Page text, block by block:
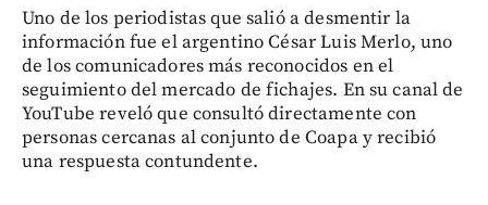
Uno de los periodistas que salió a desmentir la
información fue el argentino César Luis Merlo, uno
de los comunicadores más reconocidos en el
seguimiento del mercado de fichajes. En su canal de
YouTube reveló que consultó directamente con
personas cercanas al conjunto de Coapa y recibió
una respuesta contundente.